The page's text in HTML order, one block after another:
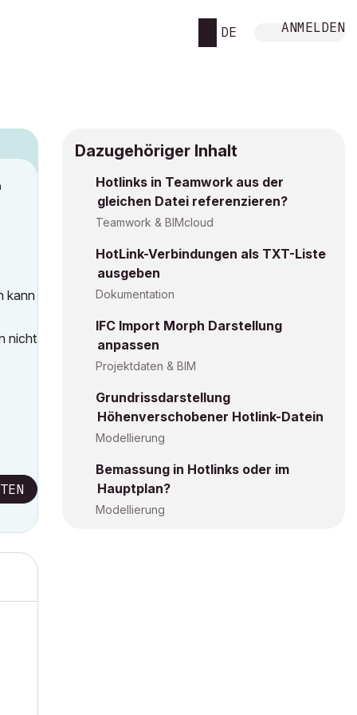
DE ANMELDEN
kann
nicht
Dazugehöriger Inhalt
Hotlinks in Teamwork aus der
gleichen Datei referenzieren?
Teamwork & BIMcloud
HotLink-Verbindungen als TXT-Liste
ausgeben
Dokumentation
IFC Import Morph Darstellung
anpassen
Projektdaten & BIM
Grundrissdarstellung
Höhenverschobener Hotlink-Datein
Modellierung
Bemassung in Hotlinks oder im
Hauptplan?
Modellierung